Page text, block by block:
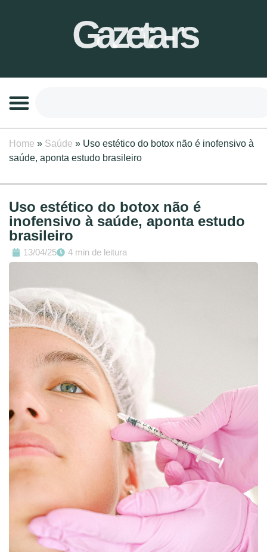
Gazeta-rs
Home » Saúde » Uso estético do botox não é inofensivo à
saúde, aponta estudo brasileiro
Uso estético do botox não é
inofensivo à saúde, aponta estudo
brasileiro
13/04/25 4 min de leitura